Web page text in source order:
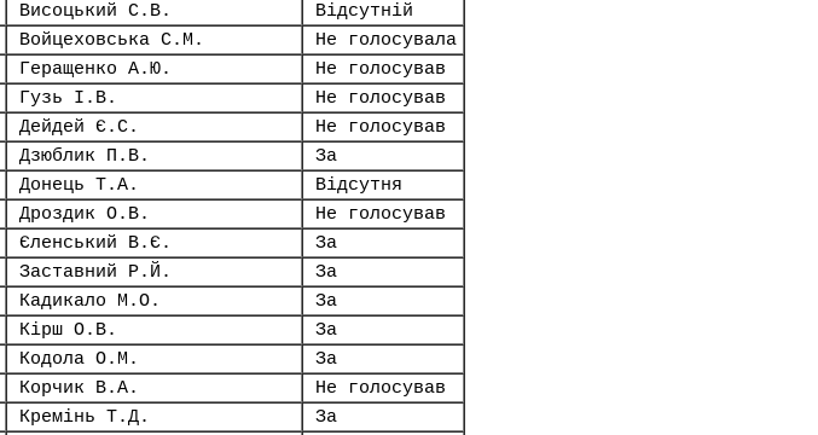
Висоцький С.В.
Відсутній
Войцеховська С.М.
Не голосувала
Геращенко А.Ю.
Не голосував
Гузь І.В.
Не голосував
Дейдей Є.С.
Не голосував
Дзюблик П.В.
За
Донець Т.А.
Відсутня
Дроздик О.В.
Не голосував
Єленський В.Є.
За
Заставний Р.Й.
За
Кадикало М.О.
За
Кірш О.В.
За
Кодола О.М.
За
Корчик В.А.
Не голосував
Кремінь Т.Д.
За